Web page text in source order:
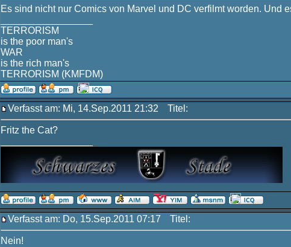
Es sind nicht nur Comics von Marvel und DC verfilmt worden. Und
TERRORISM
is the poor man's
WAR
is the rich man's
TERRORISM (KMFDM)
Verfasst am: Mi, 14.Sep.2011 21:32 Titel:
Fritz the Cat?
Verfasst am: Do, 15.Sep.2011 07:17 Titel:
Nein!